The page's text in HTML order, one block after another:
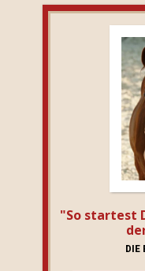
"So startest
DIE